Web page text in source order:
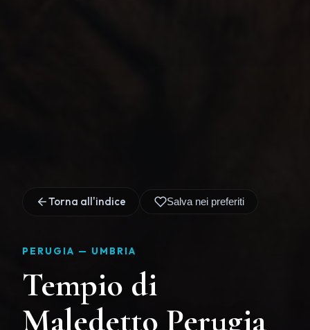
Torna all'indice Salva nei preferiti
PERUGIA — UMBRIA
Tempio di
Maledetto Perugia